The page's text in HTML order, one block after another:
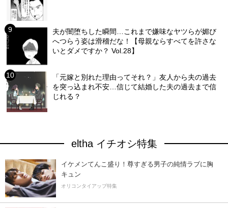
夫が闇堕ちした瞬間…これまで嫌味なヤツらが媚び
へつらう姿は滑稽だな！【母親ならすべてを許さな
いとダメですか？ Vol.28】
「元嫁と別れた理由ってそれ？」友人から夫の過去
を突っ込まれ不安…信じて結婚した夫の過去まで信
じれる？
eltha イチオシ特集
イケメンてんこ盛り！尊すぎる男子の純情ラブに胸
キュン
オリコンタイアップ特集